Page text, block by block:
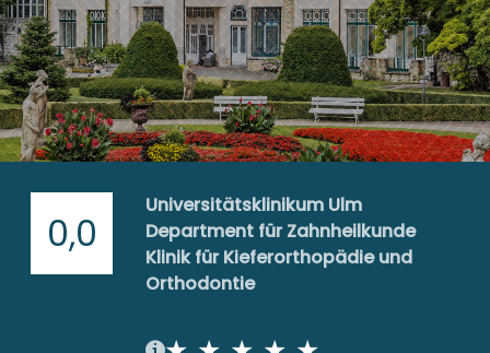
0,0
Universitätsklinikum Ulm
Department für Zahnheilkunde
Klinik für Kieferorthopädie und
Orthodontie